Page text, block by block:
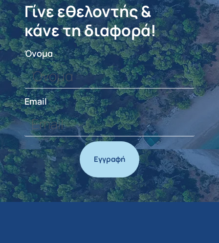
Γίνε εθελοντής &
κάνε τη διαφορά!
Όνομα
Email
Εγγραφή